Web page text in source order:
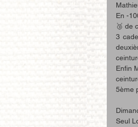
En -
🥉 de
3
Enfin
5ème
Seul